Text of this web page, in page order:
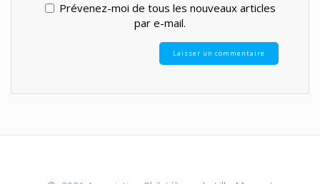
Prévenez-moi de tous les nouveaux articles
par e-mail.